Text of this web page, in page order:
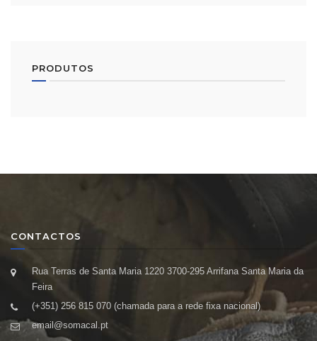
PRODUTOS
CONTACTOS
Rua Terras de Santa Maria 1220 3700-295 Arrifana Santa Maria da
Feira
(+351) 256 815 070 (chamada para a rede fixa nacional)
email@somacal.pt